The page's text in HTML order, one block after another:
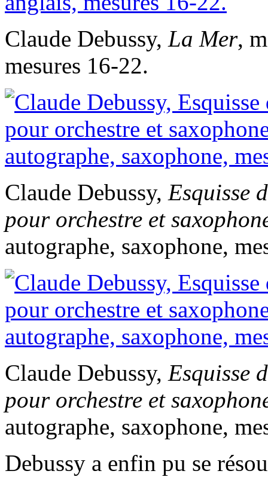
Claude Debussy, La Mer,
mesures 16-22.
Claude Debussy, Esquisse
pour orchestre et
autographe, saxophone,
Claude Debussy, Esquisse
pour orchestre et
autographe, saxophone,
Debussy a enfin pu se